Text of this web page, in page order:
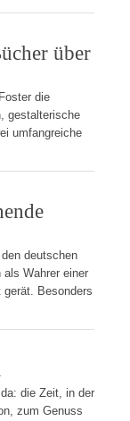
über
die
gestalterische
umfangreiche
deutschen
als Wahrer einer
Besonders
die Zeit, in der
zum Genuss